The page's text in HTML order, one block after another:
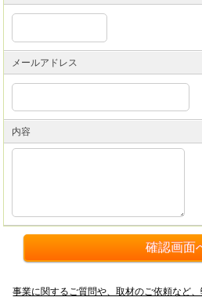
メールアドレス
内容
事業に関するご質問や、取材のご依頼など